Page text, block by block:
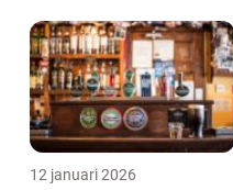
12 januari 2026